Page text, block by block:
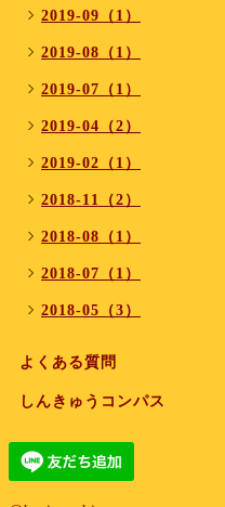
2019-09（1）
2019-08（1）
2019-07（1）
2019-04（2）
2019-02（1）
2018-11（2）
2018-08（1）
2018-07（1）
2018-05（3）
よくある質問
しんきゅうコンパス